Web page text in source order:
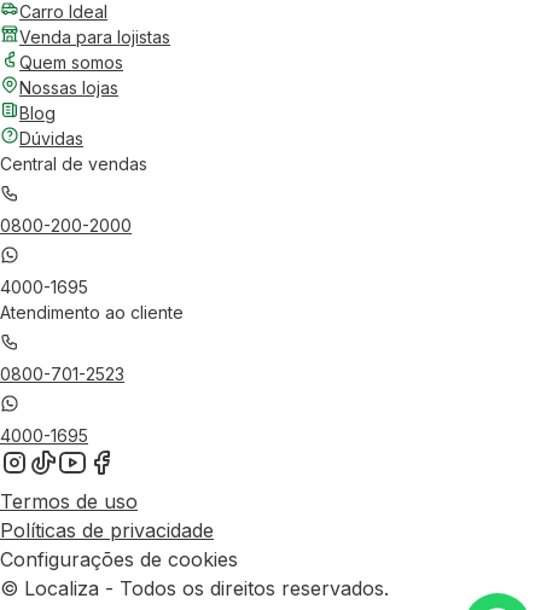
Carro Ideal
Venda para lojistas
Quem somos
Nossas lojas
Blog
Dúvidas
Central de vendas
0800-200-2000
4000-1695
Atendimento ao cliente
0800-701-2523
4000-1695
Termos de uso
Políticas de privacidade
Configurações de cookies
© Localiza - Todos os direitos reservados.